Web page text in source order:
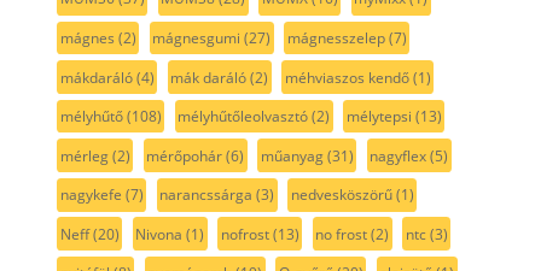
mágnes (2) mágnesgumi (27) mágnesszelep(7)
mákdaráló(4) mák daráló(2) méhviaszos kendő(1)
mélyhűtő(108) mélyhűtőleolvasztó(2) mélytepsi (13)
mérleg(2) mérőpohár(6) műanyag(31) nagyflex(5)
nagykefe (7) narancssárga (3) nedvesköszörű(1)
Neff(20) Nivona (1) nofrost(13) no frost(2) ntc(3)